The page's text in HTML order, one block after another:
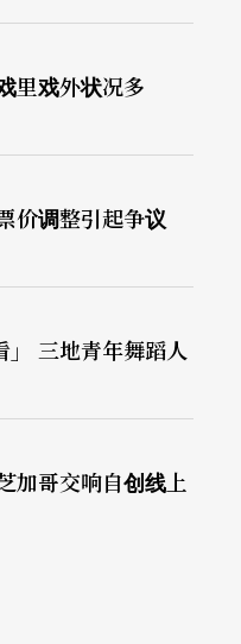
引导文化消费意愿，
让文化消费成为时
统计，首届北京惠
十二点三亿元，累计
万人次，交出了不
出了「支持高端演
动专项经费管理暂
众以五折的票价看
是天津大剧院推出
这个补贴政策确实
而销售迟缓的票
里戏外状况多
价调整引起争议
」 三地青年舞蹈人
加哥交响自创线上